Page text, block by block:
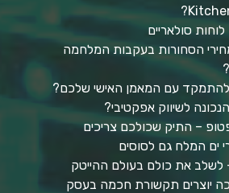
סולאריים
הסחורות בעקבות המלחמה
עם המאמן האישי שלכם?
לשיווק אפקטיבי?
– התיק שכולכם צריכים
ים המלח גם לסוסים
יוצרים תקשורת חכמה בעסק